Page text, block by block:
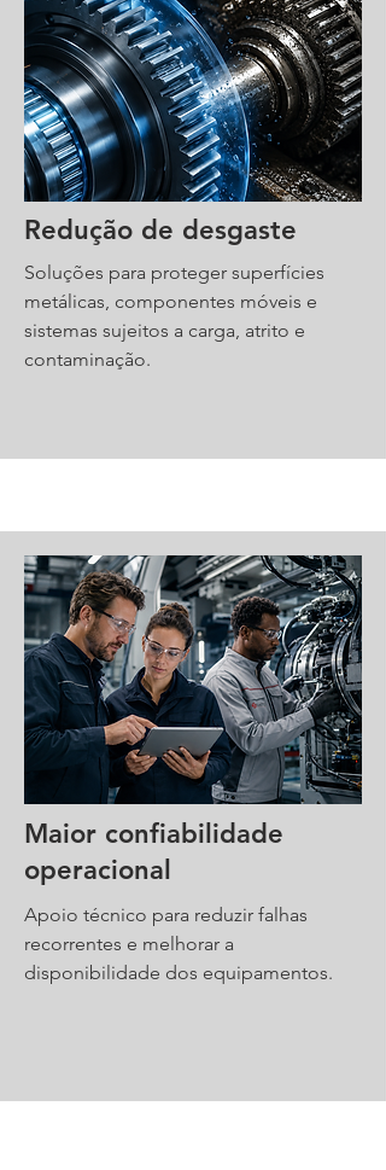
Redução de desgaste
Soluções para proteger superfícies
metálicas, componentes móveis e
sistemas sujeitos a carga, atrito e
contaminação.
Maior confiabilidade
operacional
Apoio técnico para reduzir falhas
recorrentes e melhorar a
disponibilidade dos equipamentos.